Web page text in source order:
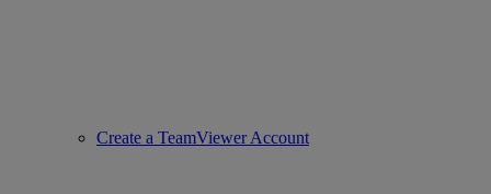
Create a TeamViewer Account